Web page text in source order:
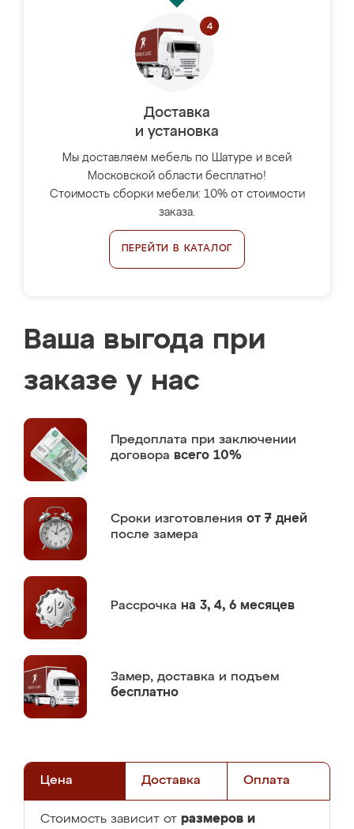
Доставка
и установка
Мы доставляем мебель по Шатуре и всей
Московской области бесплатно!
Стоимость сборки мебели: 10% от стоимости
заказа.
ПЕРЕЙТИ В КАТАЛОГ
Ваша выгода при
заказе у нас
Предоплата при заключении
договора всего 10%
Сроки изготовления от 7 дней
после замера
Рассрочка на 3, 4, 6 месяцев
Замер, доставка и подъем
бесплатно
Цена Доставка Оплата
Стоимость зависит от размеров и